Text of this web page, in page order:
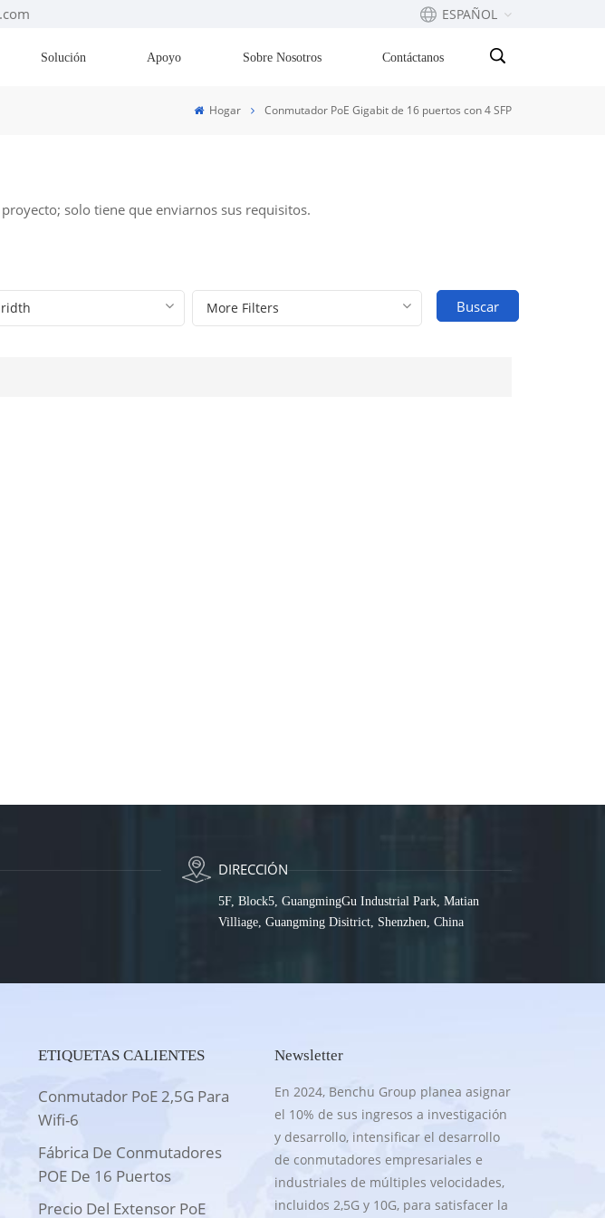
ESPAÑOL
بالعربية
Solución Apoyo Sobre Nosotros Contáctanos
Hogar Conmutador PoE Gigabit de 16 puertos con 4 SFP
solo tiene que enviarnos sus requisitos.
Buscar
DIRECCIÓN
5F, Block5, GuangmingGu Industrial Park, Matian
Villiage, Guangming Disitrict, Shenzhen, China
ETIQUETAS CALIENTES
Conmutador PoE 2,5G Para
Wifi-6
Fábrica De Conmutadores
POE De 16 Puertos
Precio Del Extensor PoE
Newsletter
En 2024, Benchu Group planea asignar
el 10% de sus ingresos a investigación
y desarrollo, intensificar el desarrollo
de conmutadores empresariales e
industriales de múltiples velocidades,
incluidos 2,5G y 10G, para satisfacer la